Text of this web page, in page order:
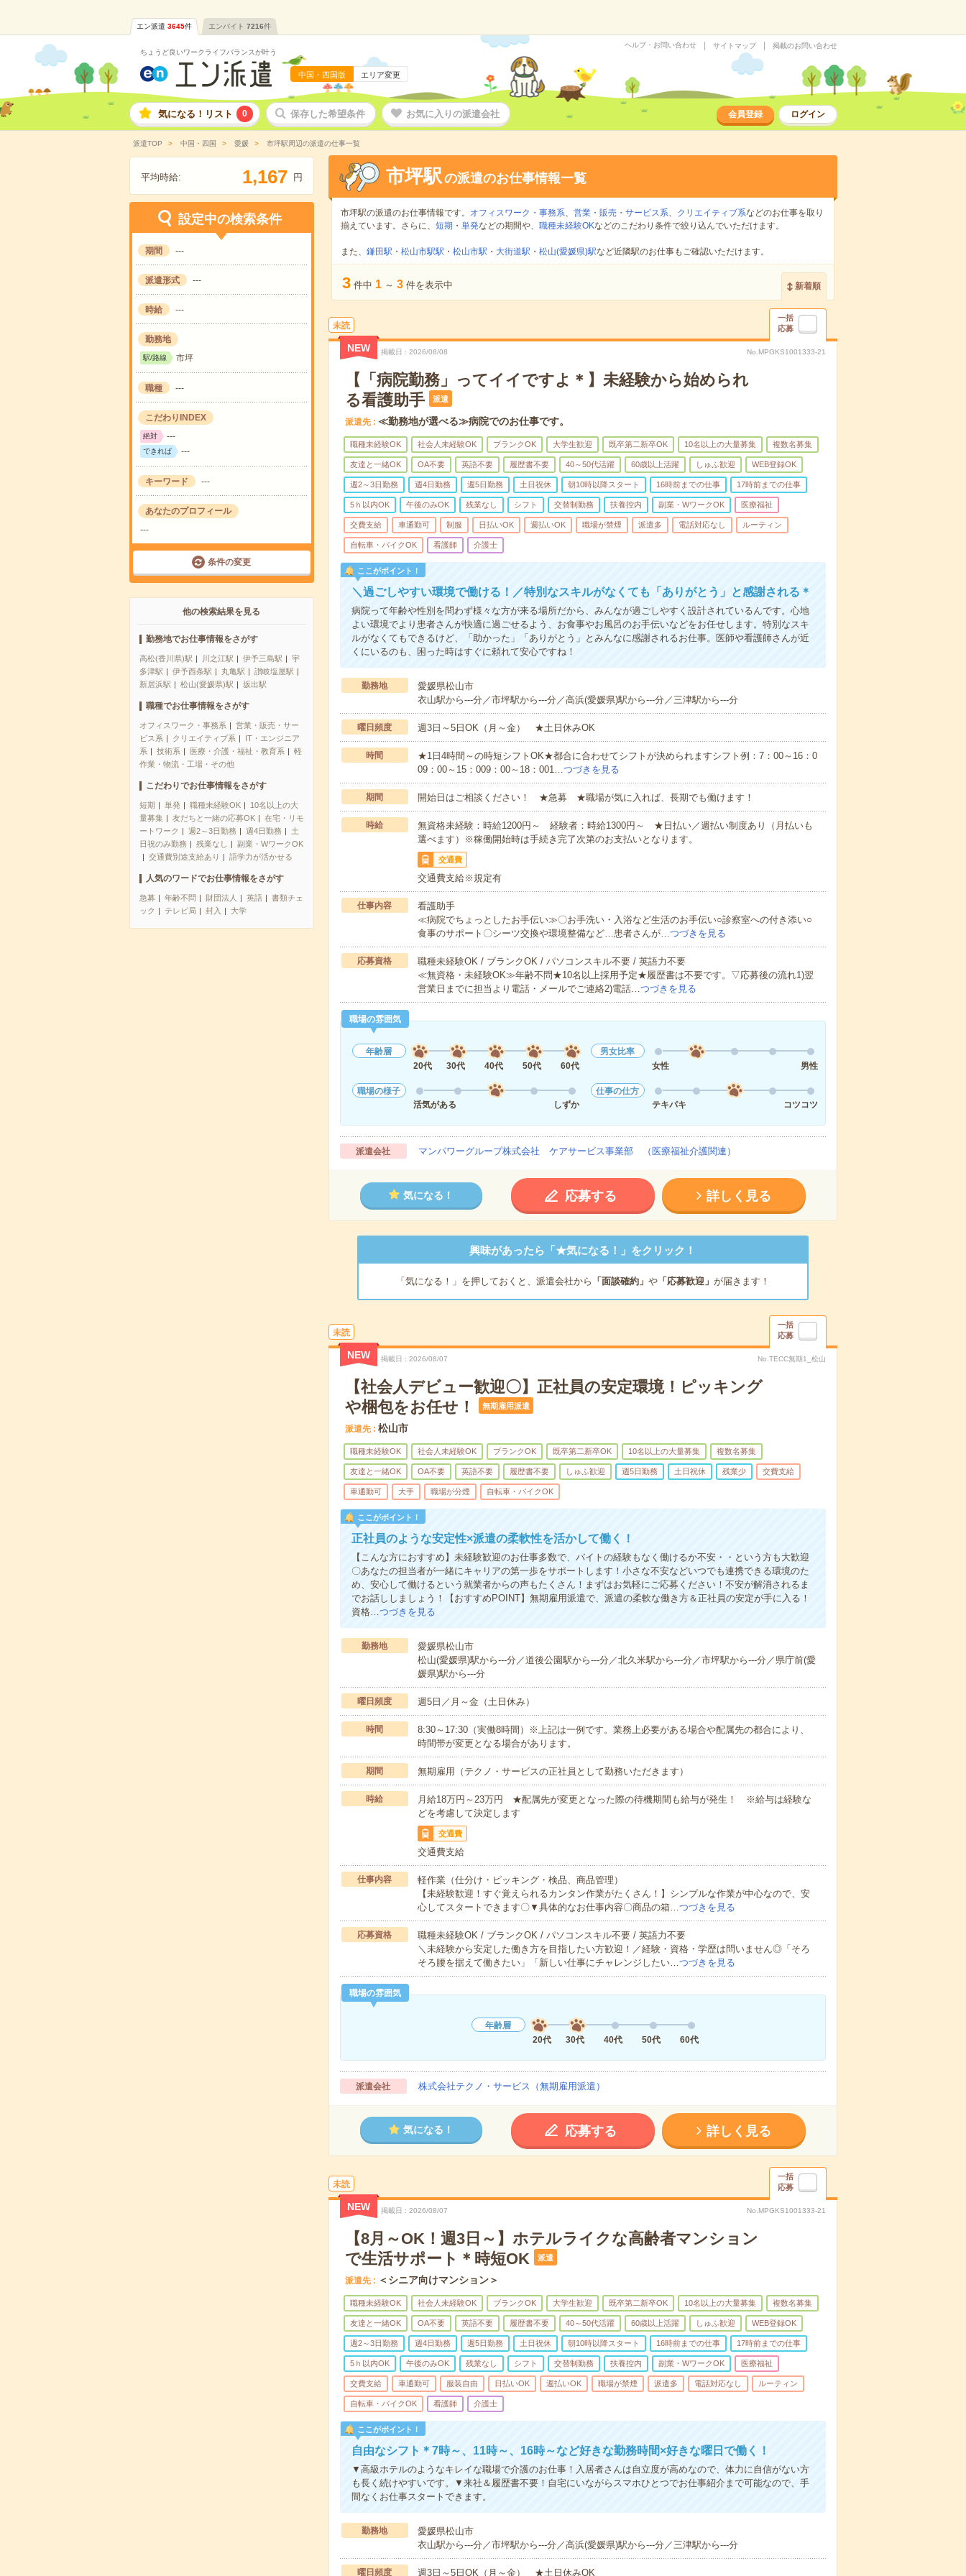
エン派遣 3645件 エンバイト 7216件
ちょうど良いワークライフバランスが叶う
中国・四国版 エリア変更
ヘルプ・お問い合わせ サイトマップ 掲載のお問い合わせ
気になる！リスト 0 保存した希望条件 お気に入りの派遣会社 会員登録 ログイン
派遣TOP 中国・四国 愛媛 市坪駅周辺の派遣の仕事一覧
平均時給: 1,167 円
設定中の検索条件
期間 ---
派遣形式 ---
時給 ---
勤務地
駅/路線 市坪
職種 ---
こだわりINDEX
絶対 ---
できれば ---
キーワード ---
あなたのプロフィール
---
条件の変更
他の検索結果を見る
勤務地でお仕事情報をさがす
高松(香川県)駅 川之江駅 伊予三島駅
宇
多津駅
伊予西条駅 丸亀駅
讃岐塩屋駅
新居浜駅
松山(愛媛県)駅 坂出駅
職種でお仕事情報をさがす
オフィスワーク・事務系
営業・販売・サー
ビス系
クリエイティブ系
IT・エンジニア
系
技術系 医療・介護・福祉・教育系
軽
作業・物流・工場・その他
こだわりでお仕事情報をさがす
短期 単発 職種未経験OK
10名以上の大
量募集
友だちと一緒の応募OK
在宅・リモ
ートワーク
週2～3日勤務 週4日勤務
土
日祝のみ勤務
残業なし
副業・WワークOK
交通費別途支給あり
語学力が活かせる
人気のワードでお仕事情報をさがす
急募 年齢不問 財団法人 英語
書類チェ
ック
テレビ局 封入 大学
市坪駅の派遣のお仕事情報一覧
市坪駅の派遣のお仕事情報です。 オフィスワーク・事務系、 営業・販売・サービス系、 クリエイティブ系などのお仕事を取り
揃えています。さらに、 短期 ・ 単発などの期間や、 職種未経験OKなどのこだわり条件で絞り込んでいただけます。
また、 鎌田駅 ・ 松山市駅駅 ・ 松山市駅 ・ 大街道駅 ・ 松山(愛媛県)駅など近隣駅のお仕事もご確認いただけます。
3 件中 1 ～ 3 件を表示中 新着順
未読
一括
応募
NEW 掲載日 2026/08/08 No.MPGKS1001333-21
【「病院勤務」ってイイですよ＊】未経験から始められ
る看護助手
派遣
派遣先 ≪勤務地が選べる≫病院でのお仕事です。
職種未経験OK 社会人未経験OK ブランクOK 大学生歓迎 既卒第二新卒OK 10名以上の大量募集 複数名募集
友達と一緒OK OA不要 英語不要 履歴書不要 40～50代活躍 60歳以上活躍 しゅふ歓迎 WEB登録OK
週2～3日勤務 週4日勤務 週5日勤務 土日祝休 朝10時以降スタート 16時前までの仕事 17時前までの仕事
5ｈ以内OK 午後のみOK 残業なし シフト 交替制勤務 扶養控内 副業・WワークOK 医療福祉
交費支給 車通勤可 制服 日払いOK 週払いOK 職場が禁煙 派遣多 電話対応なし ルーティン
自転車・バイクOK 看護師 介護士
ここがポイント！
＼過ごしやすい環境で働ける！／特別なスキルがなくても「ありがとう」と感謝される＊
病院って年齢や性別を問わず様々な方が来る場所だから、みんなが過ごしやすく設計されているんです。心地
よい環境でより患者さんが快適に過ごせるよう、お食事やお風呂のお手伝いなどをお任せします。特別なスキ
ルがなくてもできるけど、「助かった」「ありがとう」とみんなに感謝されるお仕事。医師や看護師さんが近
くにいるのも、困った時はすぐに頼れて安心ですね！
勤務地
愛媛県松山市
衣山駅から---分／市坪駅から---分／高浜(愛媛県)駅から---分／三津駅から---分
曜日頻度 週3日～5日OK（月～金） ★土日休みOK
時間
★1日4時間～の時短シフトOK★都合に合わせてシフトが決められますシフト例：7：00～16：0
09：00～15：009：00～18：001…つづきを見る
期間 開始日はご相談ください！ ★急募 ★職場が気に入れば、長期でも働けます！
時給
無資格未経験：時給1200円～ 経験者：時給1300円～ ★日払い／週払い制度あり（月払いも
選べます）※稼働開始時は手続き完了次第のお支払いとなります。
交通費
交通費支給※規定有
仕事内容
看護助手
≪病院でちょっとしたお手伝い≫〇お手洗い・入浴など生活のお手伝い○診察室への付き添い○
食事のサポート〇シーツ交換や環境整備など…患者さんが…つづきを見る
応募資格
職種未経験OK / ブランクOK / パソコンスキル不要 / 英語力不要
≪無資格・未経験OK≫年齢不問★10名以上採用予定★履歴書は不要です。▽応募後の流れ1)翌
営業日までに担当より電話・メールでご連絡2)電話…つづきを見る
職場の雰囲気
年齢層
20代
30代 40代 50代 60代
男女比率
女性
男性
職場の様子
活気がある
しずか
仕事の仕方
テキパキ
コツコツ
派遣会社 マンパワーグループ株式会社 ケアサービス事業部 （医療福祉介護関連）
気になる！ 応募する 詳しく見る
興味があったら「★気になる！」をクリック！
「気になる！」を押しておくと、派遣会社から 「面談確約」 や「応募歓迎」 が届きます！
未読
一括
応募
NEW 掲載日 2026/08/07 No.TECC無期1_松山
【社会人デビュー歓迎〇】正社員の安定環境！ピッキング
や梱包をお任せ！
無期雇用派遣
派遣先 松山市
職種未経験OK 社会人未経験OK ブランクOK 既卒第二新卒OK 10名以上の大量募集 複数名募集
友達と一緒OK OA不要 英語不要 履歴書不要 しゅふ歓迎 週5日勤務 土日祝休 残業少 交費支給
車通勤可 大手 職場が分煙 自転車・バイクOK
ここがポイント！
正社員のような安定性×派遣の柔軟性を活かして働く！
【こんな方におすすめ】未経験歓迎のお仕事多数で、バイトの経験もなく働けるか不安・・という方も大歓迎
〇あなたの担当者が一緒にキャリアの第一歩をサポートします！小さな不安などいつでも連携できる環境のた
め、安心して働けるという就業者からの声もたくさん！まずはお気軽にご応募ください！不安が解消されるま
でお話ししましょう！【おすすめPOINT】無期雇用派遣で、派遣の柔軟な働き方＆正社員の安定が手に入る！
資格…つづきを見る
勤務地
愛媛県松山市
松山(愛媛県)駅から---分／道後公園駅から---分／北久米駅から---分／市坪駅から---分／県庁前(愛
媛県)駅から---分
曜日頻度 週5日／月～金（土日休み）
時間
8:30～17:30（実働8時間）※上記は一例です。業務上必要がある場合や配属先の都合により、
時間帯が変更となる場合があります。
期間 無期雇用（テクノ・サービスの正社員として勤務いただきます）
時給
月給18万円～23万円 ★配属先が変更となった際の待機期間も給与が発生！ ※給与は経験な
どを考慮して決定します
交通費
交通費支給
仕事内容
軽作業（仕分け・ピッキング・検品、商品管理）
【未経験歓迎！すぐ覚えられるカンタン作業がたくさん！】シンプルな作業が中心なので、安
心してスタートできます〇▼具体的なお仕事内容〇商品の箱…つづきを見る
応募資格
職種未経験OK / ブランクOK / パソコンスキル不要 / 英語力不要
＼未経験から安定した働き方を目指したい方歓迎！／経験・資格・学歴は問いません◎「そろ
そろ腰を据えて働きたい」「新しい仕事にチャレンジしたい…つづきを見る
職場の雰囲気
年齢層
20代
30代 40代 50代 60代
派遣会社 株式会社テクノ・サービス（無期雇用派遣）
気になる！ 応募する 詳しく見る
未読
一括
応募
NEW 掲載日 2026/08/07 No.MPGKS1001333-21
【8月～OK！週3日～】ホテルライクな高齢者マンション
で生活サポート＊時短OK
派遣
派遣先 ＜シニア向けマンション＞
職種未経験OK 社会人未経験OK ブランクOK 大学生歓迎 既卒第二新卒OK 10名以上の大量募集 複数名募集
友達と一緒OK OA不要 英語不要 履歴書不要 40～50代活躍 60歳以上活躍 しゅふ歓迎 WEB登録OK
週2～3日勤務 週4日勤務 週5日勤務 土日祝休 朝10時以降スタート 16時前までの仕事 17時前までの仕事
5ｈ以内OK 午後のみOK 残業なし シフト 交替制勤務 扶養控内 副業・WワークOK 医療福祉
交費支給 車通勤可 服装自由 日払いOK 週払いOK 職場が禁煙 派遣多 電話対応なし ルーティン
自転車・バイクOK 看護師 介護士
ここがポイント！
自由なシフト＊7時～、11時～、16時～など好きな勤務時間×好きな曜日で働く！
▼高級ホテルのようなキレイな職場で介護のお仕事！入居者さんは自立度が高めなので、体力に自信がない方
も長く続けやすいです。▼来社＆履歴書不要！自宅にいながらスマホひとつでお仕事紹介まで可能なので、手
間なくお仕事スタートできます。
勤務地
愛媛県松山市
衣山駅から---分／市坪駅から---分／高浜(愛媛県)駅から---分／三津駅から---分
曜日頻度 週3日～5日OK（月～金） ★土日休みOK